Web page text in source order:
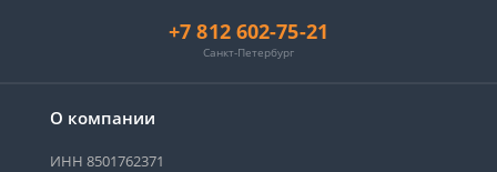
О компании
ИНН 8501762371
+7 812 602-75-21
Санкт-Петербург